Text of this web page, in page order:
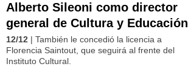
Alberto Sileoni como director
general de Cultura y Educación
12/12 | También le concedió la licencia a
Florencia Saintout, que seguirá al frente del
Instituto Cultural.